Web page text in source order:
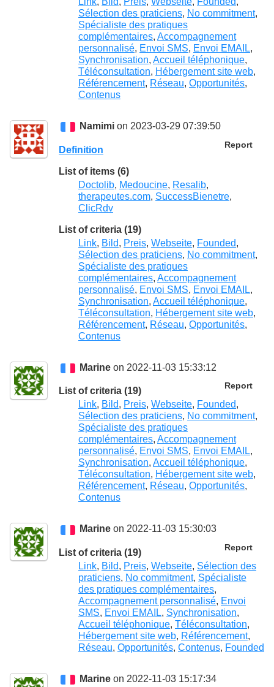
Sélection des praticiens, No commitment,
Spécialiste des pratiques
complémentaires, Accompagnement
personnalisé, Envoi SMS, Envoi EMAIL,
Synchronisation, Accueil téléphonique,
Téléconsultation, Hébergement site web,
Référencement, Réseau, Opportunités,
Contenus
Namimi on 2023-03-29 07:39:50
Report
Definition
List of items (6)
Doctolib, Medoucine, Resalib,
therapeutes.com, SuccessBienetre,
ClicRdv
List of criteria (19)
Link, Bild, Preis, Webseite, Founded,
Sélection des praticiens, No commitment,
Spécialiste des pratiques
complémentaires, Accompagnement
personnalisé, Envoi SMS, Envoi EMAIL,
Synchronisation, Accueil téléphonique,
Téléconsultation, Hébergement site web,
Référencement, Réseau, Opportunités,
Contenus
Marine on 2022-11-03 15:33:12
Report
List of criteria (19)
Link, Bild, Preis, Webseite, Founded,
Sélection des praticiens, No commitment,
Spécialiste des pratiques
complémentaires, Accompagnement
personnalisé, Envoi SMS, Envoi EMAIL,
Synchronisation, Accueil téléphonique,
Téléconsultation, Hébergement site web,
Référencement, Réseau, Opportunités,
Contenus
Marine on 2022-11-03 15:30:03
Report
List of criteria (19)
Link, Bild, Preis, Webseite, Sélection des
praticiens, No commitment, Spécialiste
des pratiques complémentaires,
Accompagnement personnalisé, Envoi
SMS, Envoi EMAIL, Synchronisation,
Accueil téléphonique, Téléconsultation,
Hébergement site web, Référencement,
Réseau, Opportunités, Contenus, Founded
Marine on 2022-11-03 15:17:34